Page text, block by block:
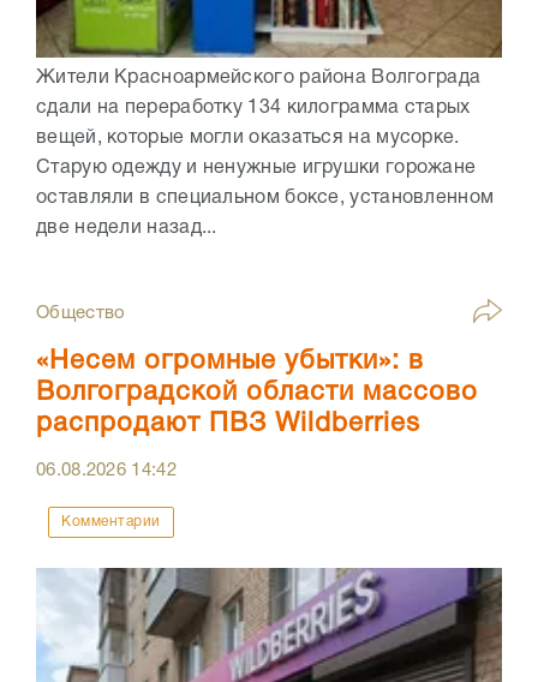
Жители Красноармейского района Волгограда
сдали на переработку 134 килограмма старых
вещей, которые могли оказаться на мусорке.
Старую одежду и ненужные игрушки горожане
оставляли в специальном боксе, установленном
две недели назад...
Общество
«Несем огромные убытки»: в
Волгоградской области массово
распродают ПВЗ Wildberries
06.08.2026 14:42
Комментарии